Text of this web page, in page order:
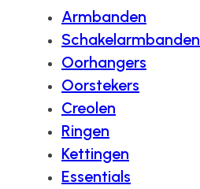
Armbanden
Schakelarmbanden
Oorhangers
Oorstekers
Creolen
Ringen
Kettingen
Essentials